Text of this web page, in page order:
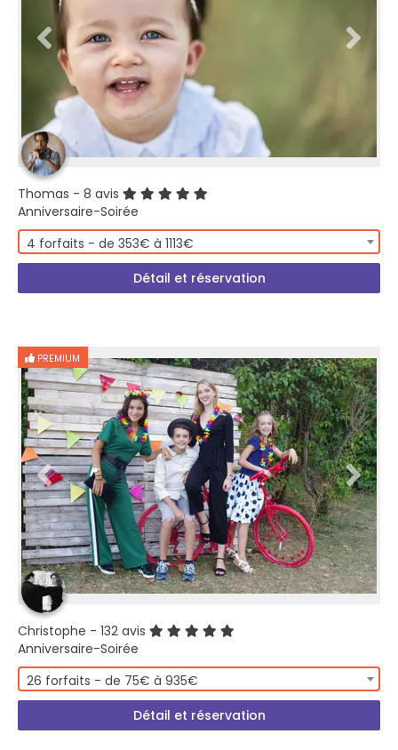
Thomas - 8 avis
Anniversaire-Soirée
4 forfaits - de 353€ à 1113€
Détail et réservation
PREMIUM
Christophe - 132 avis
Anniversaire-Soirée
26 forfaits - de 75€ à 935€
Détail et réservation